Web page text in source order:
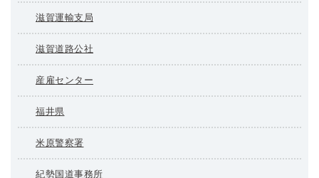
滋賀運輸支局
滋賀道路公社
産雇センター
福井県
米原警察署
紀勢国道事務所